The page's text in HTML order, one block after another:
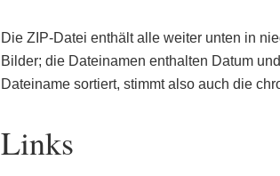
Die ZIP-Datei enthält alle weiter unten in
Bilder; die Dateinamen enthalten Datum
Dateiname sortiert, stimmt also auch die
Links